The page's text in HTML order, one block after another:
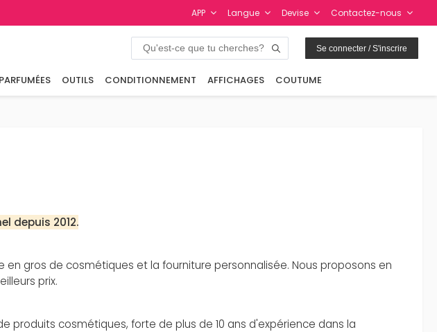
APP Langue Devise Contactez-nous
Se connecter / S'inscrire
OUTILS CONDITIONNEMENT AFFICHAGES COUTUME
depuis 2012.
gros de cosmétiques et la fourniture personnalisée. Nous proposons en
prix.
cosmétiques, forte de plus de 10 ans d'expérience dans la